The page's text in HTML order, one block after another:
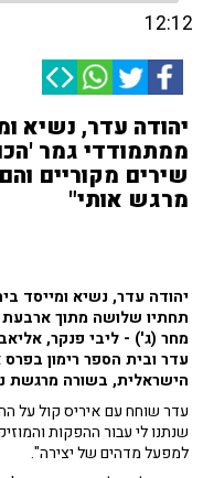
12:12
יהודה עדר, נשיא
ממתמודדי גמר
שירים מקוריים
מרגש אותי"
יהודה עדר, נשיא ומייסד
תחתיו שלושה מתוך
מחר (ג') - ליבי פנקר,
עדר ובית הספר רימון
הישראלית, בשורה מרגשת
עדר שוחח עם איריס קול על
שנתנו לי עבור ההפקות
למפעל מדהים של יצירה".